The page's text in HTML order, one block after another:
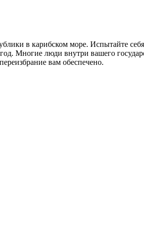
в карибском море. Испытайте себя
Многие люди внутри вашего
вам обеспечено.